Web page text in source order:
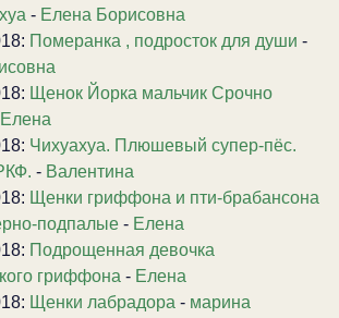
- Елена Борисовна
Померанка , подросток для души -
Щенок Йорка мальчик Срочно
Елена
Чихуахуа. Плюшевый супер-пёс.
- Валентина
Щенки гриффона и пти-брабансона
подпалые - Елена
Подрощенная девочка
гриффона - Елена
Щенки лабрадора - марина